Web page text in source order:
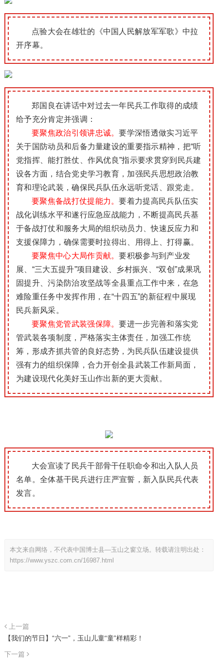
点验大会在雄壮的《中国人民解放军军歌》中拉
开序幕。
郑国良在讲话中对过去一年民兵工作取得的成绩
给予充分肯定并强调：
要聚焦政治引领讲忠诚。要学深悟透做实习近平
关于国防动员和后备力量建设的重要指示精神，把“听
党指挥、能打胜仗、作风优良”指示要求贯穿到民兵建
设各方面，结合党史学习教育，加强民兵思想政治教
育和理论武装，确保民兵队伍永远听党话、跟党走。
要聚焦备战打仗提能力。要着力提高民兵队伍实
战化训练水平和遂行应急应战能力，不断提高民兵基
于备战打仗和服务大局的组织动员力、快速反应力和
支援保障力，确保需要时拉得出、用得上、打得赢。
要聚焦中心大局作贡献。要积极参与到产业发
展、“三大五提升”项目建设、乡村振兴、“双创”成果巩
固提升、污染防治攻坚战等全县重点工作中来，在急
难险重任务中发挥作用，在“十四五”的新征程中展现
民兵新风采。
要聚焦党管武装强保障。要进一步完善和落实党
管武装各项制度，严格落实主体责任，加强工作统
筹，形成齐抓共管的良好态势，为民兵队伍建设提供
强有力的组织保障，合力开创全县武装工作新局面，
为建设现代化美好玉山作出新的更大贡献。
大会宣读了民兵干部骨干任职命令和出入队人员
名单。全体基干民兵进行庄严宣誓，新入队民兵代表
发言。
本文来自网络，不代表中国博士县—玉山之窗立场。转载请注明出处：
https://www.yszc.com.cn/16987.html
上一篇
【我们的节日】“六一”，玉山儿童“童”样精彩！
下一篇